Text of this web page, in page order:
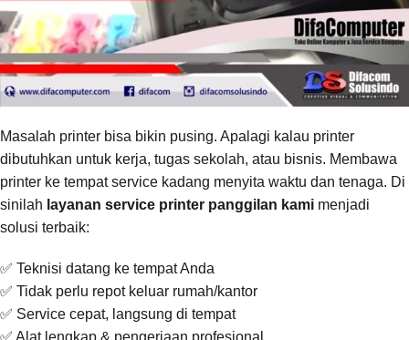
Masalah printer bisa bikin pusing. Apalagi kalau printer
dibutuhkan untuk kerja, tugas sekolah, atau bisnis. Membawa
printer ke tempat service kadang menyita waktu dan tenaga. Di
sinilah layanan service printer panggilan kami menjadi
solusi terbaik:
✅ Teknisi datang ke tempat Anda
✅ Tidak perlu repot keluar rumah/kantor
✅ Service cepat, langsung di tempat
✅ Alat lengkap & pengerjaan profesional